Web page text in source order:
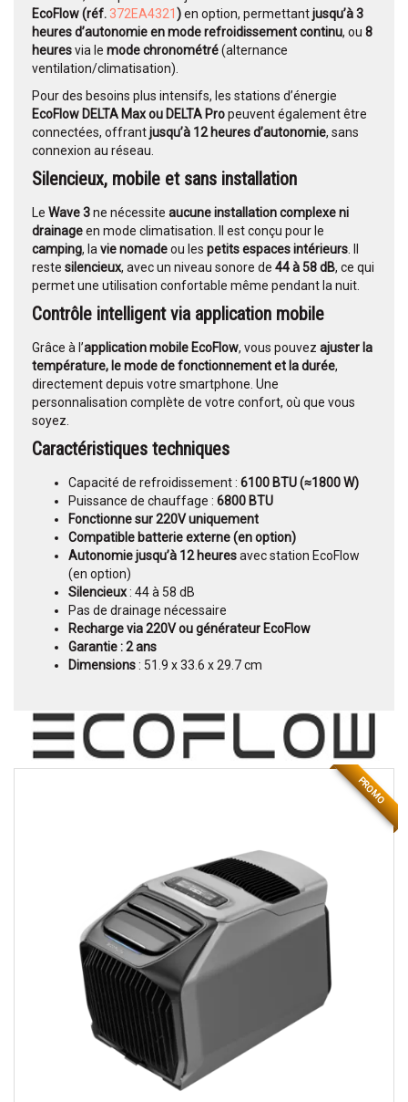
EcoFlow (réf. 372EA4321 )en option, permettantjusqu’à 3
heures d’autonomie en mode refroidissement continu, ou 8
heuresvia le mode chronométré(alternance
ventilation/climatisation).
Pour des besoins plus intensifs, les stations d’énergie
EcoFlow DELTA Max ou DELTA Propeuvent également être
connectées, offrantjusqu’à 12 heures d’autonomie, sans
connexion au réseau.
Silencieux, mobile et sans installation
Le Wave 3ne nécessite aucune installation complexe ni
drainageen mode climatisation. Il est conçu pour le
camping, la vie nomadeou les petits espaces intérieurs
reste silencieux, avec un niveau sonore de 44 à 58 dB, ce qui
permet une utilisation confortable même pendant la nuit.
Contrôle intelligent via application mobile
Grâce à l’application mobile EcoFlow, vous pouvez ajuster la
température, le mode de fonctionnement et la durée,
directement depuis votre smartphone. Une
personnalisation complète de votre confort, où que vous
soyez.
Caractéristiques techniques
Capacité de refroidissement : 6100 BTU (≈1800 W)
Puissance de chauffage : 6800 BTU
Fonctionne sur 220V uniquement
Compatible batterie externe (en option)
Autonomie jusqu’à 12 heuresavec station EcoFlow
(en option)
Silencieux: 44 à 58 dB
Pas de drainage nécessaire
Recharge via 220V ou générateur EcoFlow
Garantie : 2 ans
Dimensions: 51.9 x 33.6 x 29.7 cm
PROMO